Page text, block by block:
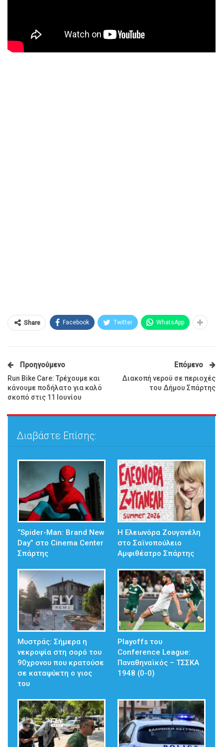
Share Facebook Twitter WhatsApp
Προηγούμενο
Run Bike Care: Τρέχουμε και
κάνουμε ποδήλατο για καλό
σκοπό στις 11 Ιουνίου
Επόμενο
Διακοπή νερού σε περιοχές
του Δήμου Σπάρτης
Διαβάστε Επίσης:
“Spider-Man: Brand New
Day” στο Cinema Center
Σπάρτης
Η Ελεωνόρα Ζουγανέλη
στο Σαϊνοπούλειο
Αμφιθέατρο Σπάρτης
Mυστράς: Σήμερα η
νεκροψία στη σορό του
90χρονου που κρατούσε
σε καταψύκτη ο γιος
του
Playoffs του
Conference League:
Παναθηναϊκός – ΤΣΣΚΑ
1948 (0-0)